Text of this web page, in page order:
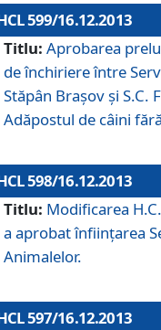
599/16.12.2013
Titlu: Aprobarea
de închiriere între
Stăpân Braşov şi S.C.
Adăpostul de câini
598/16.12.2013
Titlu: Modificarea
a aprobat înfiinţarea
Animalelor.
597/16.12.2013